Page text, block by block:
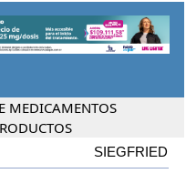
MEDICAMENTOS
SIEGFRIED